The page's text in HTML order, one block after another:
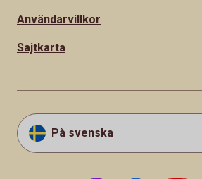
Användarvillkor
Sajtkarta
På svenska